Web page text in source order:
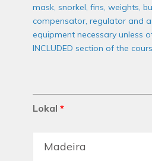
mask, snorkel, fins, weights,
compensator, regulator and
equipment necessary unless
INCLUDED section of the
Lokal *